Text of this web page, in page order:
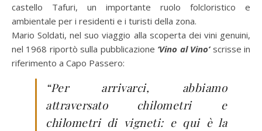
castello Tafuri, un importante ruolo folcloristico e
ambientale per i residenti e i turisti della zona.
Mario Soldati, nel suo viaggio alla scoperta dei vini genuini,
nel 1968 riportò sulla pubblicazione ‘Vino al Vino’scrisse in
riferimento a Capo Passero:
“Per arrivarci, abbiamo
attraversato chilometri e
chilometri di vigneti: e qui è la